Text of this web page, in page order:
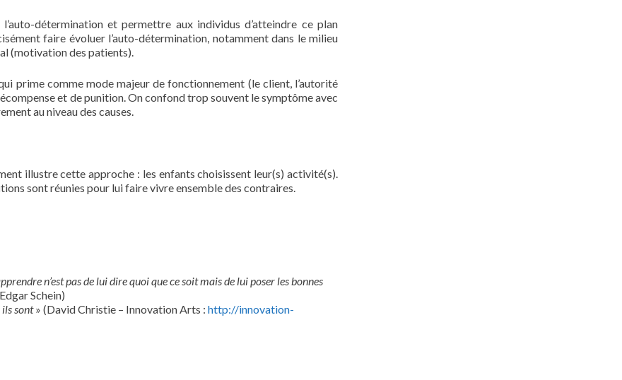
détermination et permettre aux individus d’atteindre ce plan
faire évoluer l’auto-détermination, notamment dans le milieu
(motivation des patients).
prime comme mode majeur de fonctionnement (le client, l’autorité
et de punition. On confond trop souvent le symptôme avec
au niveau des causes.
illustre cette approche : les enfants choisissent leur(s) activité(s).
sont réunies pour lui faire vivre ensemble des contraires.
n’est pas de lui dire quoi que ce soit mais de lui poser les bonnes
Schein)
ils sont» (David Christie – Innovation Arts : http://innovation-